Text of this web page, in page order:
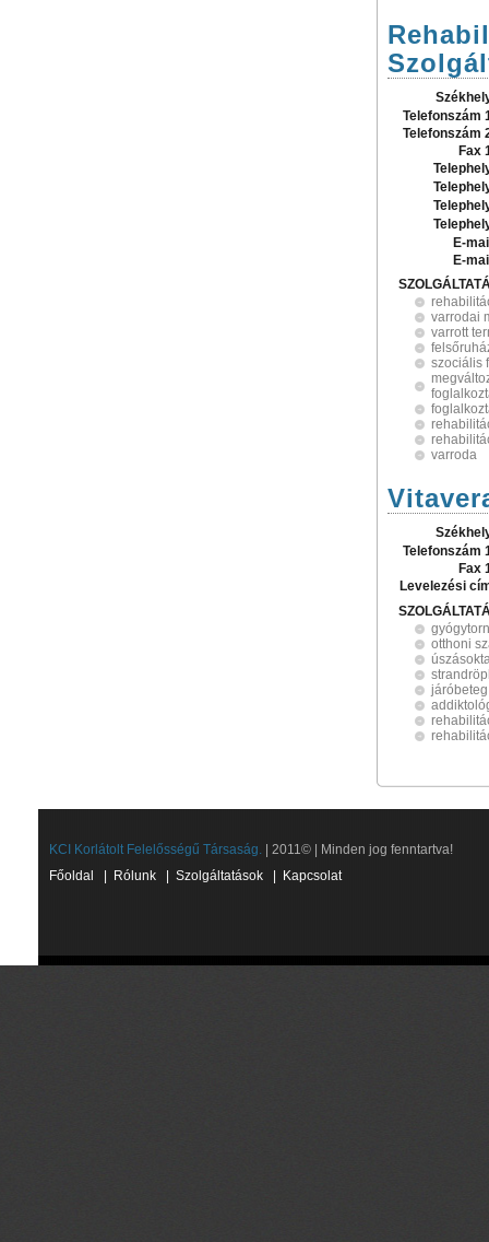
Telefonszám
Telefonszám
Fax
E-
E-
varrodai
varrott
szociális
varroda
Telefonszám
Fax
Levelezési
otthoni
KCI Korlátolt Felelősségű Társaság. | 2011© | Minden jog fenntartva!
Főoldal
Rólunk Szolgáltatások Kapcsolat